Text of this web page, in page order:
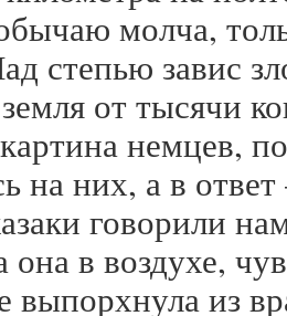
молча,
степью завис
от тысячи
немцев,
на них, а в
говорили
она в воздухе,
выпорхнула из